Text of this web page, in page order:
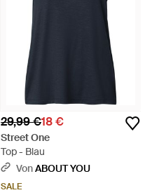
29,99 €18 €
Street One
Top - Blau
VonABOUT YOU
SALE